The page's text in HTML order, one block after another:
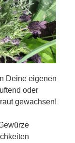
Deine eigenen
oder
gewachsen!